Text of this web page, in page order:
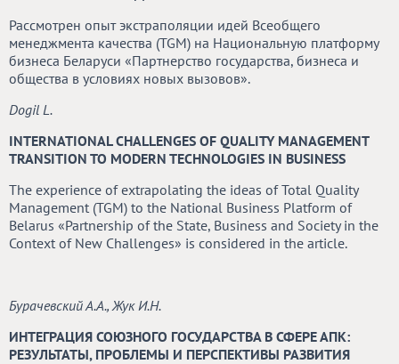
Рассмотрен опыт экстраполяции идей Всеобщего
менеджмента качества (TGM) на Национальную платформу
бизнеса Беларуси «Партнерство государства, бизнеса и
общества в условиях новых вызовов».
Dogil L.
INTERNATIONAL CHALLENGES OF QUALITY MANAGEMENT
TRANSITION TO MODERN TECHNOLOGIES IN BUSINESS
The experience of extrapolating the ideas of Total Quality
Management (TGM) to the National Business Platform of
Belarus «Partnership of the State, Business and Society in the
Context of New Challenges» is considered in the article.
Бурачевский А.А., Жук И.Н.
ИНТЕГРАЦИЯ СОЮЗНОГО ГОСУДАРСТВА В СФЕРЕ АПК:
РЕЗУЛЬТАТЫ, ПРОБЛЕМЫ И ПЕРСПЕКТИВЫ РАЗВИТИЯ